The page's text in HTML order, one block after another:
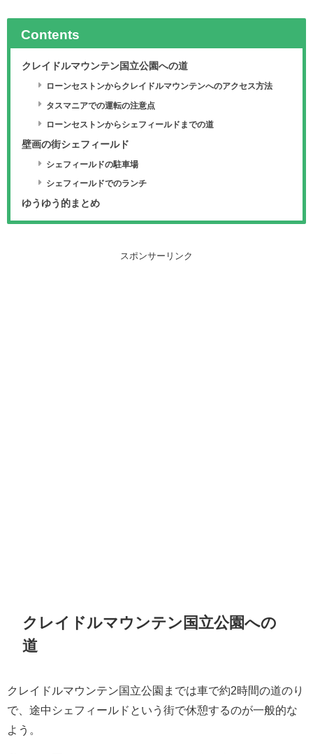
Contents
クレイドルマウンテン国立公園への道
ローンセストンからクレイドルマウンテンへのアクセス方法
タスマニアでの運転の注意点
ローンセストンからシェフィールドまでの道
壁画の街シェフィールド
シェフィールドの駐車場
シェフィールドでのランチ
ゆうゆう的まとめ
スポンサーリンク
クレイドルマウンテン国立公園への
道
クレイドルマウンテン国立公園までは車で約2時間の道のり
で、途中シェフィールドという街で休憩するのが一般的な
よう。